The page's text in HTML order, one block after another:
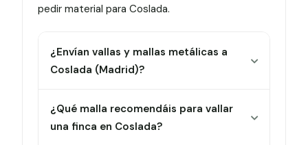
pedir material para Coslada.
¿Envían vallas y mallas metálicas a
Coslada (Madrid)?
¿Qué malla recomendáis para vallar
una finca en Coslada?